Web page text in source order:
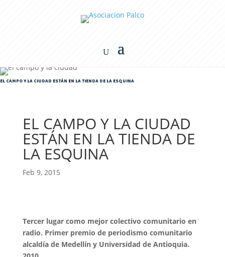
EL CAMPO Y LA CIUDAD ESTÁN EN LA TIENDA DE LA ESQUINA
EL CAMPO Y LA CIUDAD
ESTÁN EN LA TIENDA DE
LA ESQUINA
Feb 9, 2015
Tercer lugar como mejor colectivo comunitario en
radio. Primer premio de periodismo comunitario
alcaldía de Medellín y Universidad de Antioquia.